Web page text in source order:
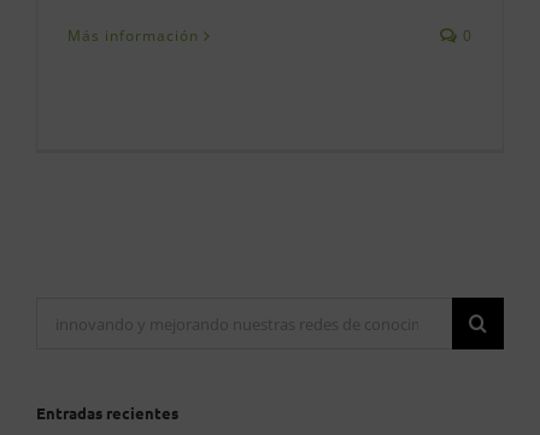
Más información 0
Entradas recientes